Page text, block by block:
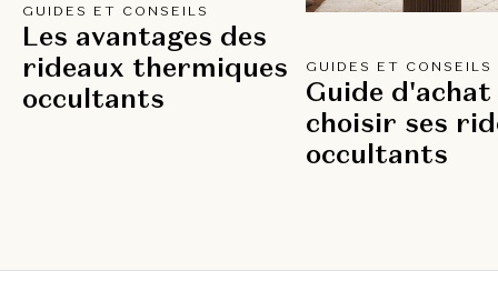
GUIDES ET CONSEILS
Les avantages des
rideaux thermiques
occultants
GUIDES ET CONSEILS
Guide d'achat
choisir ses
occultants